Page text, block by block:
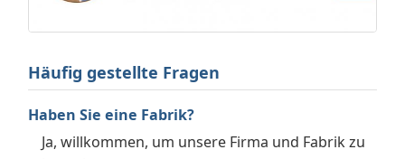
Häufig gestellte Fragen
Haben Sie eine Fabrik?
Ja, willkommen, um unsere Firma und Fabrik zu